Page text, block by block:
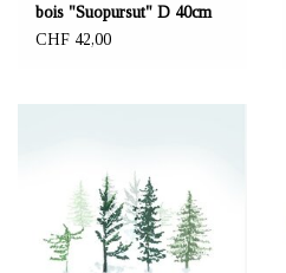
bois "Suopursut" D 40cm
CHF 42,00